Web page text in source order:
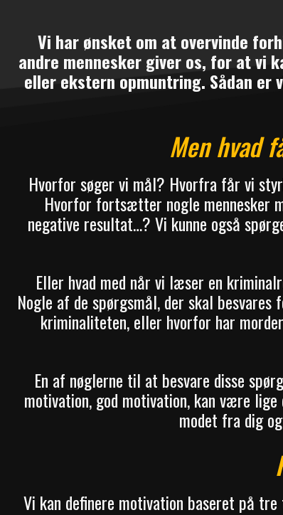
Vi har ønsket om at overvinde
andre mennesker giver os, for at
eller ekstern opmuntring. Sådan er
Men hvad
Hvorfor søger vi mål? Hvorfra får vi
Hvorfor fortsætter nogle mennesker
negative resultat…? Vi kunne også
Eller hvad med når vi læser en
Nogle af de spørgsmål, der skal
kriminaliteten, eller hvorfor har
En af nøglerne til at besvare disse
motivation, god motivation, kan være
modet fra dig
Vi kan definere motivation baseret på